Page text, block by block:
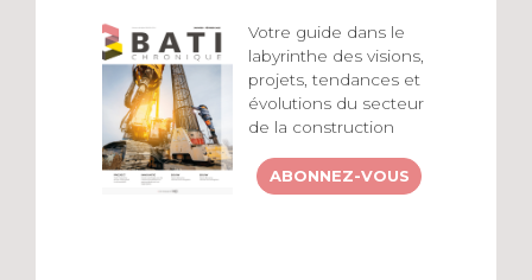
Votre guide dans le
labyrinthe des visions,
projets, tendances et
évolutions du secteur
de la construction
ABONNEZ-VOUS